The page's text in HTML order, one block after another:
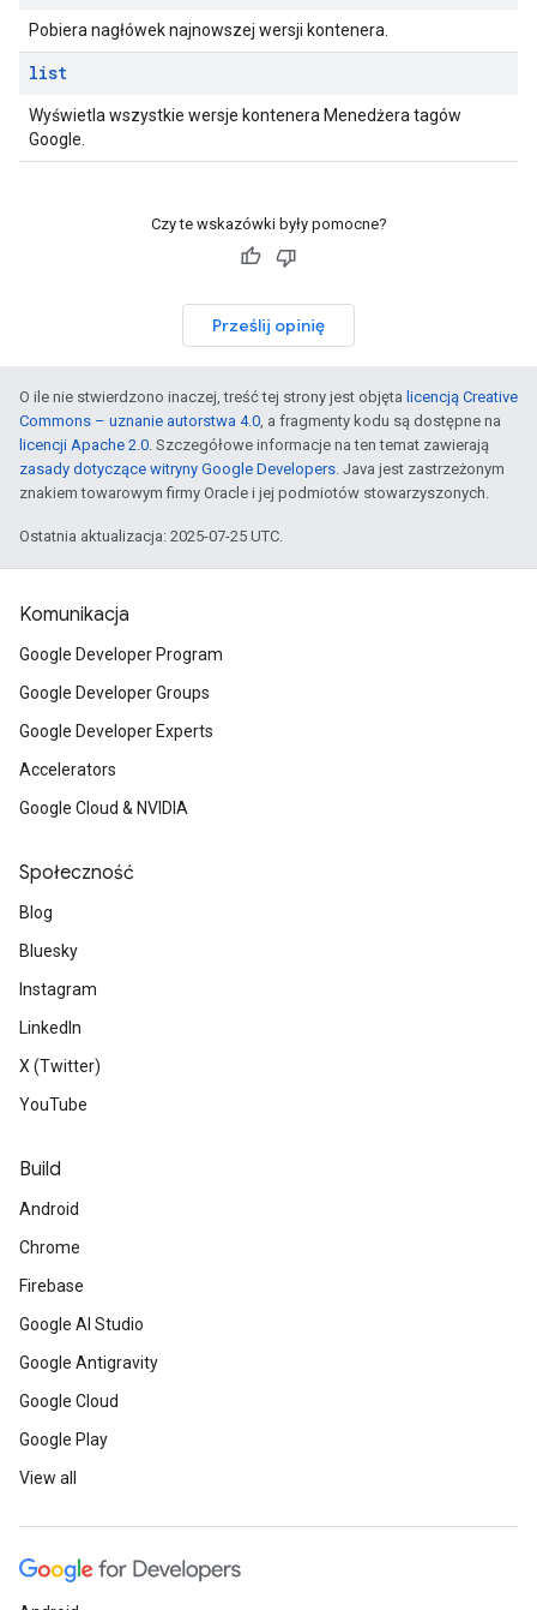
Pobiera nagłówek najnowszej wersji kontenera.
list
Wyświetla wszystkie wersje kontenera Menedżera tagów
Google.
Czy te wskazówki były pomocne?
Prześlij opinię
O ile nie stwierdzono inaczej, treść tej strony jest objęta licencją Creative
Commons – uznanie autorstwa 4.0, a fragmenty kodu są dostępne na
licencji Apache 2.0. Szczegółowe informacje na ten temat zawierają
zasady dotyczące witryny Google Developers. Java jest zastrzeżonym
znakiem towarowym firmy Oracle i jej podmiotów stowarzyszonych.
Ostatnia aktualizacja: 2025-07-25 UTC.
Komunikacja
Google Developer Program
Google Developer Groups
Google Developer Experts
Accelerators
Google Cloud & NVIDIA
Społeczność
Blog
Bluesky
Instagram
LinkedIn
X (Twitter)
YouTube
Build
Android
Chrome
Firebase
Google AI Studio
Google Antigravity
Google Cloud
Google Play
View all